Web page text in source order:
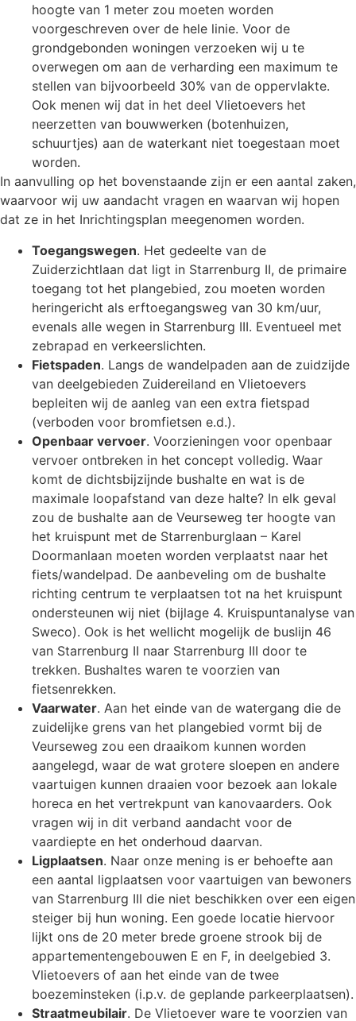
hoogte van 1 meter zou moeten worden
voorgeschreven over de hele linie. Voor de
grondgebonden woningen verzoeken wij u te
overwegen om aan de verharding een maximum te
stellen van bijvoorbeeld 30% van de oppervlakte.
Ook menen wij dat in het deel Vlietoevers het
neerzetten van bouwwerken (botenhuizen,
schuurtjes) aan de waterkant niet toegestaan moet
worden.
In aanvulling op het bovenstaande zijn er een aantal zaken,
waarvoor wij uw aandacht vragen en waarvan wij hopen
dat ze in het Inrichtingsplan meegenomen worden.
Toegangswegen. Het gedeelte van de
Zuiderzichtlaan dat ligt in Starrenburg II, de primaire
toegang tot het plangebied, zou moeten worden
heringericht als erftoegangsweg van 30 km/uur,
evenals alle wegen in Starrenburg III. Eventueel met
zebrapad en verkeerslichten.
Fietspaden. Langs de wandelpaden aan de zuidzijde
van deelgebieden Zuidereiland en Vlietoevers
bepleiten wij de aanleg van een extra fietspad
(verboden voor bromfietsen e.d.).
Openbaar vervoer. Voorzieningen voor openbaar
vervoer ontbreken in het concept volledig. Waar
komt de dichtsbijzijnde bushalte en wat is de
maximale loopafstand van deze halte? In elk geval
zou de bushalte aan de Veurseweg ter hoogte van
het kruispunt met de Starrenburglaan – Karel
Doormanlaan moeten worden verplaatst naar het
fiets/wandelpad. De aanbeveling om de bushalte
richting centrum te verplaatsen tot na het kruispunt
ondersteunen wij niet (bijlage 4. Kruispuntanalyse van
Sweco). Ook is het wellicht mogelijk de buslijn 46
van Starrenburg II naar Starrenburg III door te
trekken. Bushaltes waren te voorzien van
fietsenrekken.
Vaarwater. Aan het einde van de watergang die de
zuidelijke grens van het plangebied vormt bij de
Veurseweg zou een draaikom kunnen worden
aangelegd, waar de wat grotere sloepen en andere
vaartuigen kunnen draaien voor bezoek aan lokale
horeca en het vertrekpunt van kanovaarders. Ook
vragen wij in dit verband aandacht voor de
vaardiepte en het onderhoud daarvan.
Ligplaatsen. Naar onze mening is er behoefte aan
een aantal ligplaatsen voor vaartuigen van bewoners
van Starrenburg III die niet beschikken over een eigen
steiger bij hun woning. Een goede locatie hiervoor
lijkt ons de 20 meter brede groene strook bij de
appartementengebouwen E en F, in deelgebied 3.
Vlietoevers of aan het einde van de twee
boezeminsteken (i.p.v. de geplande parkeerplaatsen).
Straatmeubilair. De Vlietoever ware te voorzien van